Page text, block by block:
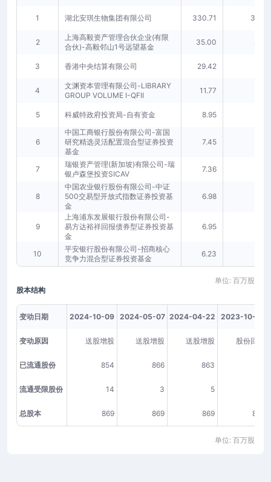
1 湖北安琪生物集团有限公司 330.71 38.07
2
上海高毅资产管理合伙企业(有限
合伙)-高毅邻山1号远望基金
35.00 4.03
3 香港中央结算有限公司 29.42
4
文渊资本管理有限公司-LIBRARY
GROUP VOLUME I-QFII
11.77
5 科威特政府投资局-自有资金 8.95
6
中国工商银行股份有限公司-富国
研究精选灵活配置混合型证券投资
基金
7.45
7
瑞银资产管理(新加坡)有限公司-瑞
银卢森堡投资SICAV
7.36
8
中国农业银行股份有限公司-中证
500交易型开放式指数证券投资基
金
6.98
9
上海浦东发展银行股份有限公司-
易方达裕祥回报债券型证券投资基
金
6.95
10
平安银行股份有限公司-招商核心
竞争力混合型证券投资基金
6.23
单位: 百万股
股本结构
变动日期 2024-10-09 2024-05-07 2024-04-22 2023-10-12
变动原因 送股增股 送股增股 送股增股 股份回购
已流通股份 854 866 863
流通受限股份 14 3 5
总股本 869 869 869 869
单位: 百万股